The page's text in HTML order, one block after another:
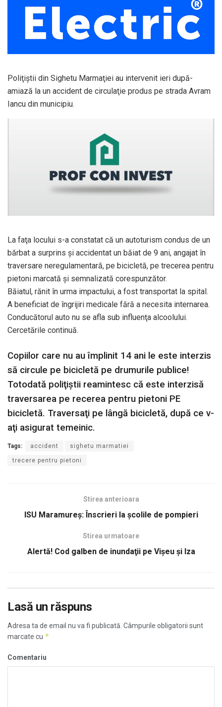
Poliţiştii din Sighetu Marmaţiei au intervenit ieri după-
amiază la un accident de circulaţie produs pe strada Avram
Iancu din municipiu.
La faţa locului s-a constatat că un autoturism condus de un
bărbat a surprins şi accidentat un băiat de 9 ani, angajat în
traversare neregulamentară, pe bicicletă, pe trecerea pentru
pietoni marcată şi semnalizată corespunzător.
Băiatul, rănit în urma impactului, a fost transportat la spital.
A beneficiat de îngrijiri medicale fără a necesita internarea.
Conducătorul auto nu se afla sub influenţa alcoolului.
Cercetările continuă.
Copiilor care nu au împlinit 14 ani le este interzis
să circule pe bicicletă pe drumurile publice!
Totodată poliţiştii reamintesc că este interzisă
traversarea pe recerea pentru pietoni PE
bicicletă. Traversaţi pe lângă bicicletă, după ce v-
aţi asigurat temeinic.
Tags: accident sighetu marmatiei
trecere pentru pietoni
Stirea anterioara
ISU Maramureş: Înscrieri la şcolile de pompieri
Stirea urmatoare
Alertă! Cod galben de inundaţii pe Vişeu şi Iza
Lasă un răspuns
Adresa ta de email nu va fi publicată. Câmpurile obligatorii sunt
marcate cu *
Comentariu